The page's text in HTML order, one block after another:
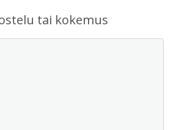
tai kokemus